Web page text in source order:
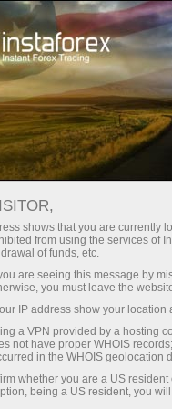
Giới
Tường
InstaForex là
ngoại hối hàng
sau thương hiệu
vững chắc trong
Nhóm các
thưởng danh giá
shows that you are currently
from using the services of
of funds, etc.
are seeing this message by
you must leave the
IP address show your location
a VPN provided by a hosting
not have proper WHOIS records;
in the WHOIS geolocation
whether you are a US
being a US resident, you